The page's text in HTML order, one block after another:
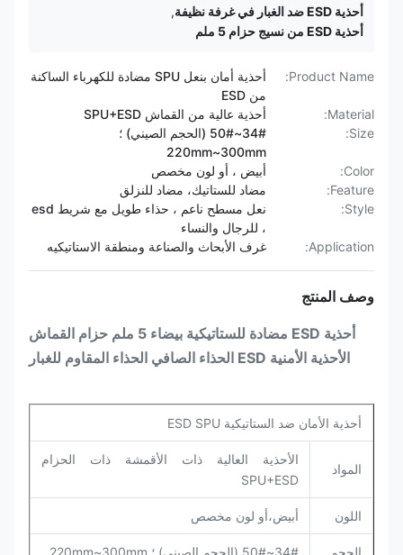
أحذية ESD ضد الغبار في غرفة نظيفة
,
أحذية ESD من نسيج حزام 5 ملم
Product Name:
أحذية أمان بنعل SPU مضادة للكهرباء الساكنة
من ESD
Material:
أحذية عالية من القماش SPU+ESD
Size:
34#~50# (الحجم الصيني) ؛
220mm~300mm
Color:
أبيض ، أو لون مخصص
Feature:
مضاد للستاتيك، مضاد للنزلق
Style:
نعل مسطح ناعم ، حذاء طويل مع شريط esd
، للرجال والنساء
Application:
غرف الأبحاث والصناعة ومنطقة الاستاتيكيه
وصف المنتج
أحذية ESD مضادة للستاتيكية بيضاء 5 ملم حزام القماش
الأحذية الأمنية ESD الحذاء الصافي الحذاء المقاوم للغبار
أحذية الأمان ضد الستاتيكية ESD SPU
المواد
الأحذية العالية ذات الأقمشة ذات الحزام
SPU+ESD
اللون أبيض،أو لون مخصص
الحجم 34#~50# (الحجم الصيني) ؛ 220mm~300mm